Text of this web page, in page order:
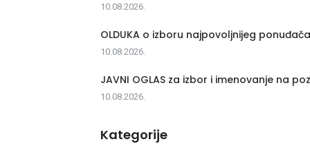
10.08.2026.
OLDUKA o izboru najpovoljnijeg
10.08.2026.
JAVNI OGLAS za izbor i imenovanje na
10.08.2026.
Kategorije